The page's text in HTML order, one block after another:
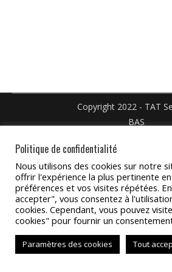
Copyright 2022 - TAT
BAS
Politique de confidentialité
Nous utilisons des cookies sur notre
offrir l'expérience la plus pertinente
préférences et vos visites répétées.
accepter", vous consentez à
cookies. Cependant, vous pouvez
cookies" pour fournir un
Paramètres des cookies Tout